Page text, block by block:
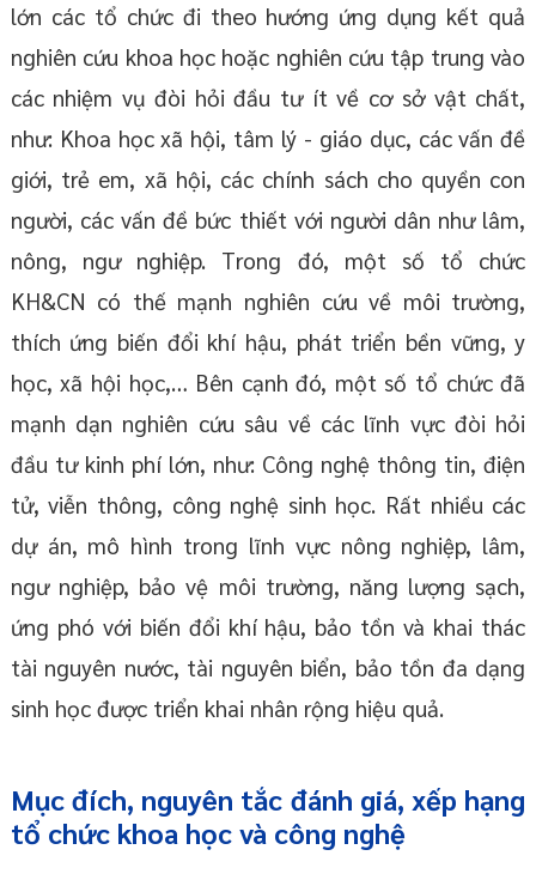
lớn các tổ chức đi theo hướng ứng dụng kết quả
nghiên cứu khoa học hoặc nghiên cứu tập trung vào
các nhiệm vụ đòi hỏi đầu tư ít về cơ sở vật chất,
như: Khoa học xã hội, tâm lý - giáo dục, các vấn đề
giới, trẻ em, xã hội, các chính sách cho quyền con
người, các vấn đề bức thiết với người dân như lâm,
nông, ngư nghiệp. Trong đó, một số tổ chức
KH&CN có thế mạnh nghiên cứu về môi trường,
thích ứng biến đổi khí hậu, phát triển bền vững, y
học, xã hội học,… Bên cạnh đó, một số tổ chức đã
mạnh dạn nghiên cứu sâu về các lĩnh vực đòi hỏi
đầu tư kinh phí lớn, như: Công nghệ thông tin, điện
tử, viễn thông, công nghệ sinh học. Rất nhiều các
dự án, mô hình trong lĩnh vực nông nghiệp, lâm,
ngư nghiệp, bảo vệ môi trường, năng lượng sạch,
ứng phó với biến đổi khí hậu, bảo tồn và khai thác
tài nguyên nước, tài nguyên biển, bảo tồn đa dạng
sinh học được triển khai nhân rộng hiệu quả.
Mục đích, nguyên tắc đánh giá, xếp hạng
tổ chức khoa học và công nghệ